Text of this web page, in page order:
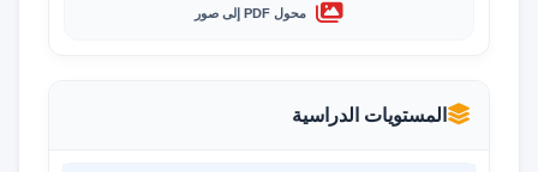
محول PDF إلى صور
المستويات الدراسية